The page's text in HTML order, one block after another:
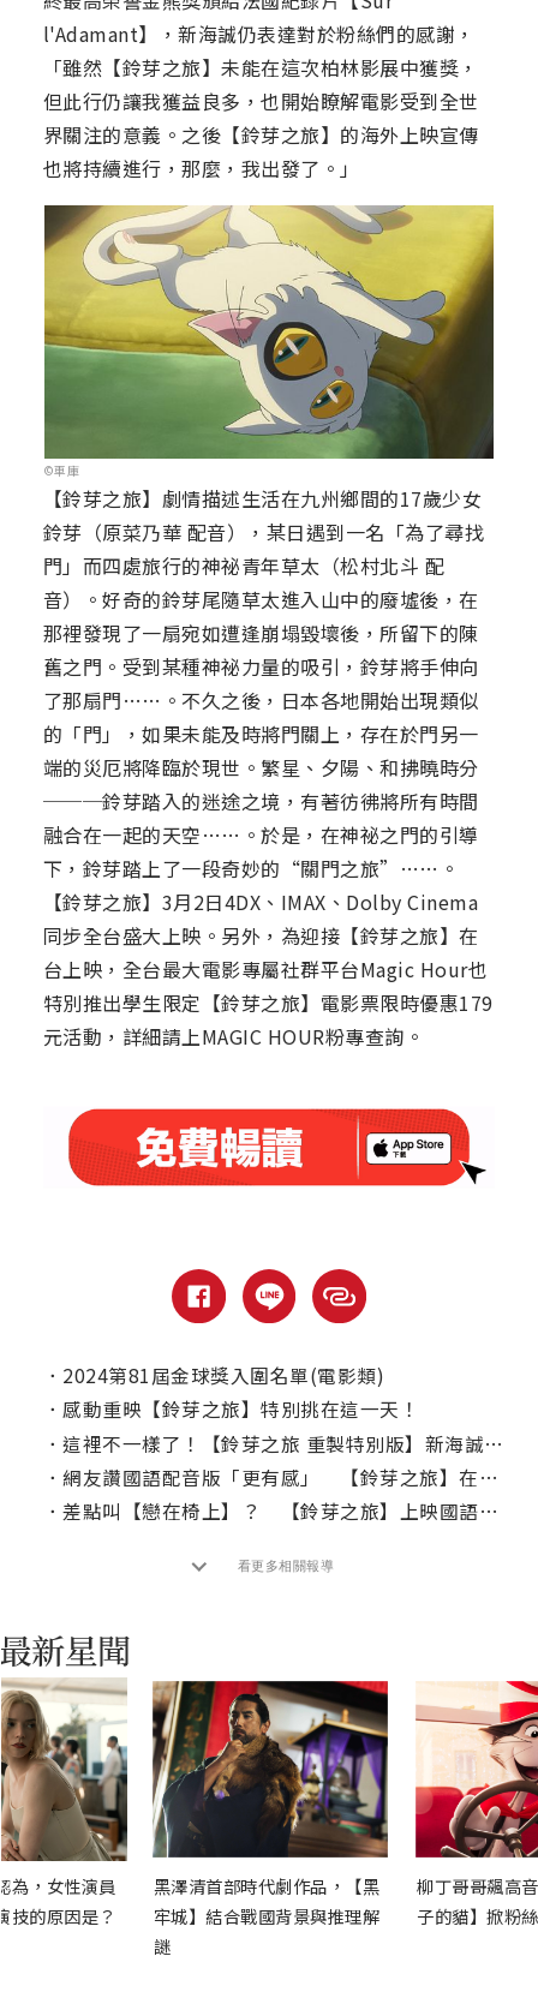
l'Adamant】，新海誠仍表達對於粉絲們的感謝，
「雖然【鈴芽之旅】未能在這次柏林影展中獲獎，
但此行仍讓我獲益良多，也開始瞭解電影受到全世
界關注的意義。之後【鈴芽之旅】的海外上映宣傳
也將持續進行，那麼，我出發了。」
©車庫
【鈴芽之旅】劇情描述生活在九州鄉間的17歲少女
鈴芽（原菜乃華 配音），某日遇到一名「為了尋找
門」而四處旅行的神祕青年草太（松村北斗 配
音）。好奇的鈴芽尾隨草太進入山中的廢墟後，在
那裡發現了一扇宛如遭逢崩塌毀壞後，所留下的陳
舊之門。受到某種神祕力量的吸引，鈴芽將手伸向
了那扇門……。不久之後，日本各地開始出現類似
的「門」，如果未能及時將門關上，存在於門另一
端的災厄將降臨於現世。繁星、夕陽、和拂曉時分
───鈴芽踏入的迷途之境，有著彷彿將所有時間
融合在一起的天空……。於是，在神祕之門的引導
下，鈴芽踏上了一段奇妙的“關門之旅”……。
【鈴芽之旅】3月2日4DX、IMAX、Dolby Cinema
同步全台盛大上映。另外，為迎接【鈴芽之旅】在
台上映，全台最大電影專屬社群平台Magic Hour也
特別推出學生限定【鈴芽之旅】電影票限時優惠179
元活動，詳細請上MAGIC HOUR粉專查詢。
． 2024第81屆金球獎入圍名單(電影類)
． 感動重映【鈴芽之旅】特別挑在這一天！
． 這裡不一樣了！【鈴芽之旅 重製特別版】新海誠親自監修273個鏡頭
． 網友讚國語配音版「更有感」 【鈴芽之旅】在台寫下新海誠電影票房新紀錄
． 差點叫【戀在椅上】？ 【鈴芽之旅】上映國語配音版
看更多相關報導
為，女性演員
技的原因是？
黑澤清首部時代劇作品，【黑
牢城】結合戰國背景與推理解
謎
柳丁哥哥飆高
子的貓】掀粉